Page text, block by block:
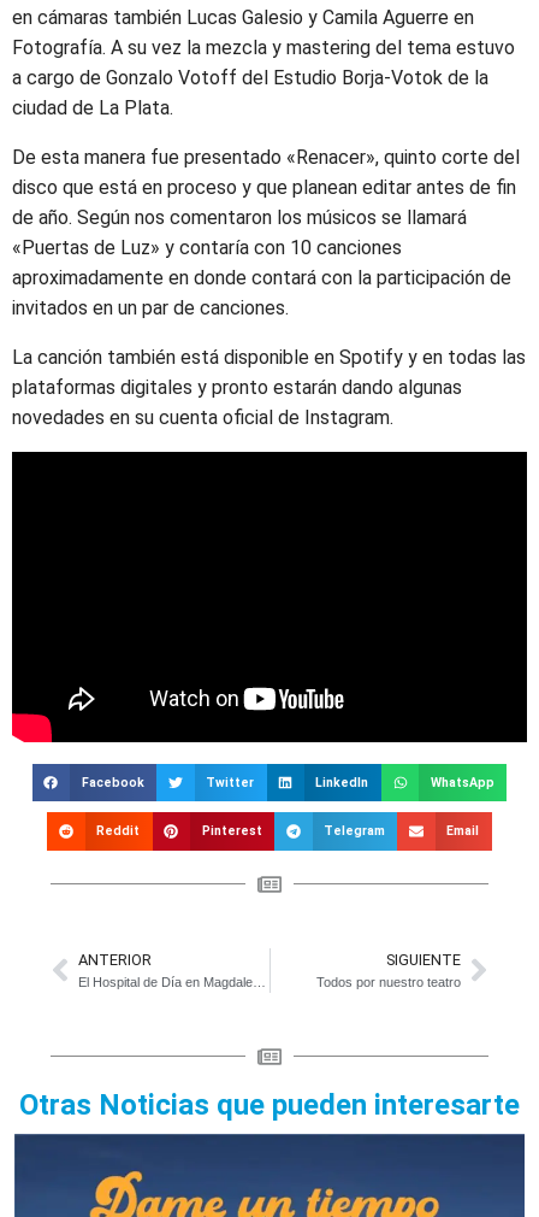
en cámaras también Lucas Galesio y Camila Aguerre en
Fotografía. A su vez la mezcla y mastering del tema estuvo
a cargo de Gonzalo Votoff del Estudio Borja-Votok de la
ciudad de La Plata.
De esta manera fue presentado «Renacer», quinto corte del
disco que está en proceso y que planean editar antes de fin
de año. Según nos comentaron los músicos se llamará
«Puertas de Luz» y contaría con 10 canciones
aproximadamente en donde contará con la participación de
invitados en un par de canciones.
La canción también está disponible en Spotify y en todas las
plataformas digitales y pronto estarán dando algunas
novedades en su cuenta oficial de Instagram.
Facebook Twitter LinkedIn WhatsApp
Reddit Pinterest Telegram Email
ANTERIOR SIGUIENTE
Todos por nuestro teatro
Otras Noticias que pueden interesarte